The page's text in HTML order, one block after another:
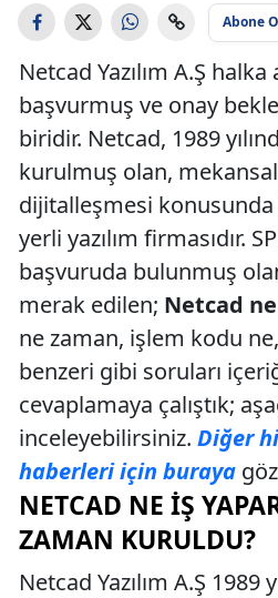
Abone
Netcad Yazılım A.Ş
başvurmuş ve onay
biridir. Netcad, 1989
kurulmuş olan,
dijitalleşmesi
yerli yazılım firmasıdır.
başvuruda bulunmuş
merak edilen; Netcad
ne zaman, işlem kodu
benzeri gibi soruları
cevaplamaya çalıştık;
inceleyebilirsiniz. Diğer
haberleri için buraya
NETCAD NE İŞ
ZAMAN KURULDU?
Netcad Yazılım A.Ş 1989